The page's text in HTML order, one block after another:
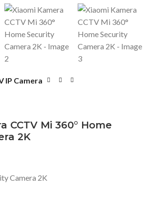
IP Camera
CCTV Mi 360° Home
2K
Camera 2K